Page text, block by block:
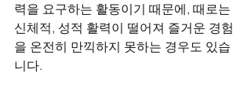
력을 요구하는 활동이기 때문에, 때로는
신체적, 성적 활력이 떨어져 즐거운 경험
을 온전히 만끽하지 못하는 경우도 있습
니다.